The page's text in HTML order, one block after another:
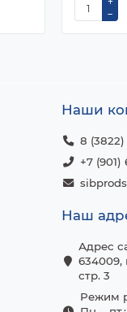
Наши
8
+7 (901)
Наш
Адрес
634009,
стр. 3
Режим